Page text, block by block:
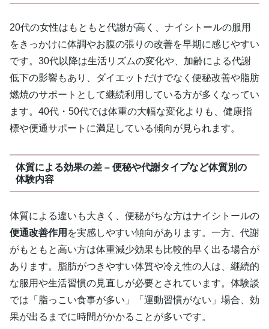
20代の女性はもともと代謝が高く、ナイシトールの服用
をきっかけに体調やお腹の張りの改善を早期に感じやすい
です。30代以降は生活リズムの変化や、加齢による代謝
低下の影響もあり、ダイエットだけでなく便秘改善や脂肪
燃焼のサポートとして継続利用している方が多くなってい
ます。40代・50代では体重の大幅な変化よりも、健康指
標や便通サポートに満足している傾向が見られます。
体質による効果の差 – 便秘や代謝タイプなど体質別の
体験内容
体質による違いも大きく、便秘がちな方はナイシトールの
便通改善作用 を実感しやすい傾向があります。一方、代謝
がもともと高い方は体重減少効果も比較的早く出る場合が
あります。脂肪がつきやすい体質や冷え性の人は、継続的
な服用や生活習慣の見直しが必要とされています。体験談
では「脂っこい食事が多い」「運動習慣がない」場合、効
果が出るまでに時間がかかることが多いです。